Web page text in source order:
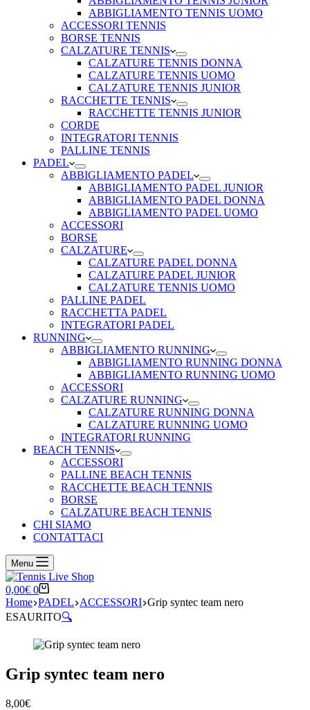
ABBIGLIAMENTO TENNIS UOMO
ACCESSORI TENNIS
BORSE TENNIS
CALZATURE TENNIS
CALZATURE TENNIS DONNA
CALZATURE TENNIS UOMO
CALZATURE TENNIS JUNIOR
RACCHETTE TENNIS
RACCHETTE TENNIS JUNIOR
CORDE
INTEGRATORI TENNIS
PALLINE TENNIS
PADEL
ABBIGLIAMENTO PADEL
ABBIGLIAMENTO PADEL JUNIOR
ABBIGLIAMENTO PADEL DONNA
ABBIGLIAMENTO PADEL UOMO
ACCESSORI
BORSE
CALZATURE
CALZATURE PADEL DONNA
CALZATURE PADEL JUNIOR
CALZATURE TENNIS UOMO
PALLINE PADEL
RACCHETTA PADEL
INTEGRATORI PADEL
RUNNING
ABBIGLIAMENTO RUNNING
ABBIGLIAMENTO RUNNING DONNA
ABBIGLIAMENTO RUNNING UOMO
ACCESSORI
CALZATURE RUNNING
CALZATURE RUNNING DONNA
CALZATURE RUNNING UOMO
INTEGRATORI RUNNING
BEACH TENNIS
ACCESSORI
PALLINE BEACH TENNIS
RACCHETTE BEACH TENNIS
BORSE
CALZATURE BEACH TENNIS
CHI SIAMO
CONTATTACI
Menu
Carrello
0,00€ 0
Home PADEL ACCESSORI Grip syntec team nero
ESAURITO🔍
Grip syntec team nero
8,00€